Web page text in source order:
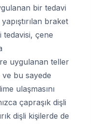
bir tedavi
braket
tedavisi, çene
uygulanan teller
bu sayede
ulaşmasını
çapraşık dişli
dişli kişilerde de